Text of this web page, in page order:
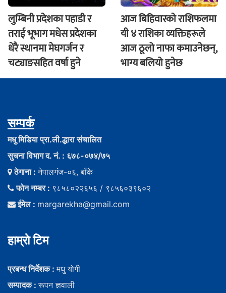
लुम्बिनी प्रदेशका पहाडी र
तराई भूभाग मधेस प्रदेशका
धेरै स्थानमा मेघगर्जन र
चट्याङसहित वर्षा हुने
आज बिहिवारकाे राशिफलमा
यी ४ राशिका व्यक्तिहरूले
आज ठूलो नाफा कमाउनेछन्,
भाग्य बलियो हुनेछ
सम्पर्क
मधु मिडिया प्रा.ली.द्धारा संचालित
सुचना विभाग द. नं. : ६७८-०७४/७५
ठेगाना :नेपालगंज-०६, बाँके
फोन नम्बर : ९८५८०२२६५६ / ९८५६०३९६०२
ईमेल : margarekha@gmail.com
हाम्राे टिम
प्रबन्ध निर्देशक :मधु याेगी
सम्पादक :रूपन ज्ञवाली